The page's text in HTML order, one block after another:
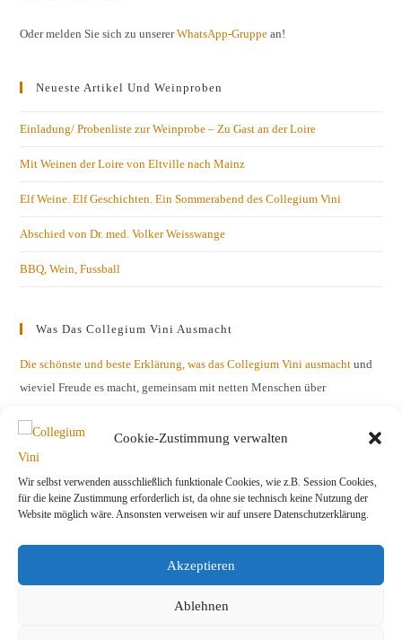
Cookie-Zustimmung verwalten
Wir selbst verwenden ausschließlich funktionale Cookies, wie z.B. Session Cookies,
für die keine Zustimmung erforderlich ist, da ohne sie technisch keine Nutzung der
Website möglich wäre. Ansonsten verweisen wir auf unsere Datenschutzerklärung.
Akzeptieren
Ablehnen
Oder melden Sie sich zu unsererWhatsApp-Gruppe an!
Neueste Artikel Und Weinproben
Einladung/ Probenliste zur Weinprobe – Zu Gast an der Loire
Mit Weinen der Loire von Eltville nach Mainz
Elf Weine. Elf Geschichten. Ein Sommerabend des Collegium Vini
Abschied von Dr. med. Volker Weisswange
BBQ, Wein, Fussball
Was Das Collegium Vini Ausmacht
Die schönste und beste Erklärung, was das Collegium Vini ausmacht und
wieviel Freude es macht, gemeinsam mit netten Menschen über